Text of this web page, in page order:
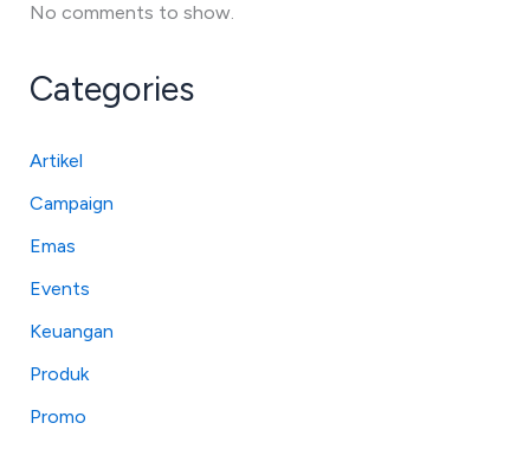
No comments to show.
Categories
Artikel
Campaign
Emas
Events
Keuangan
Produk
Promo